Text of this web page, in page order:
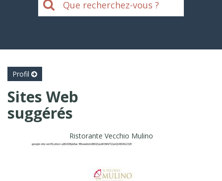
Profil
Sites Web
suggérés
Ristorante Vecchio Mulino